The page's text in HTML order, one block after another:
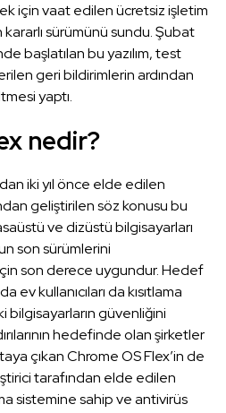
için vaat edilen ücretsiz işletim
sürümünü sundu. Şubat
başlatılan bu yazılım, test
geri bildirimlerin ardından
yaptı.
nedir?
iki yıl önce elde edilen
geliştirilen söz konusu bu
ve dizüstü bilgisayarları
son sürümlerini
son derece uygundur. Hedef
kullanıcıları da kısıtlama
bilgisayarların güvenliğini
hedefinde olan şirketler
çıkan Chrome OS Flex’in de
tarafından elde edilen
sistemine sahip ve antivirüs